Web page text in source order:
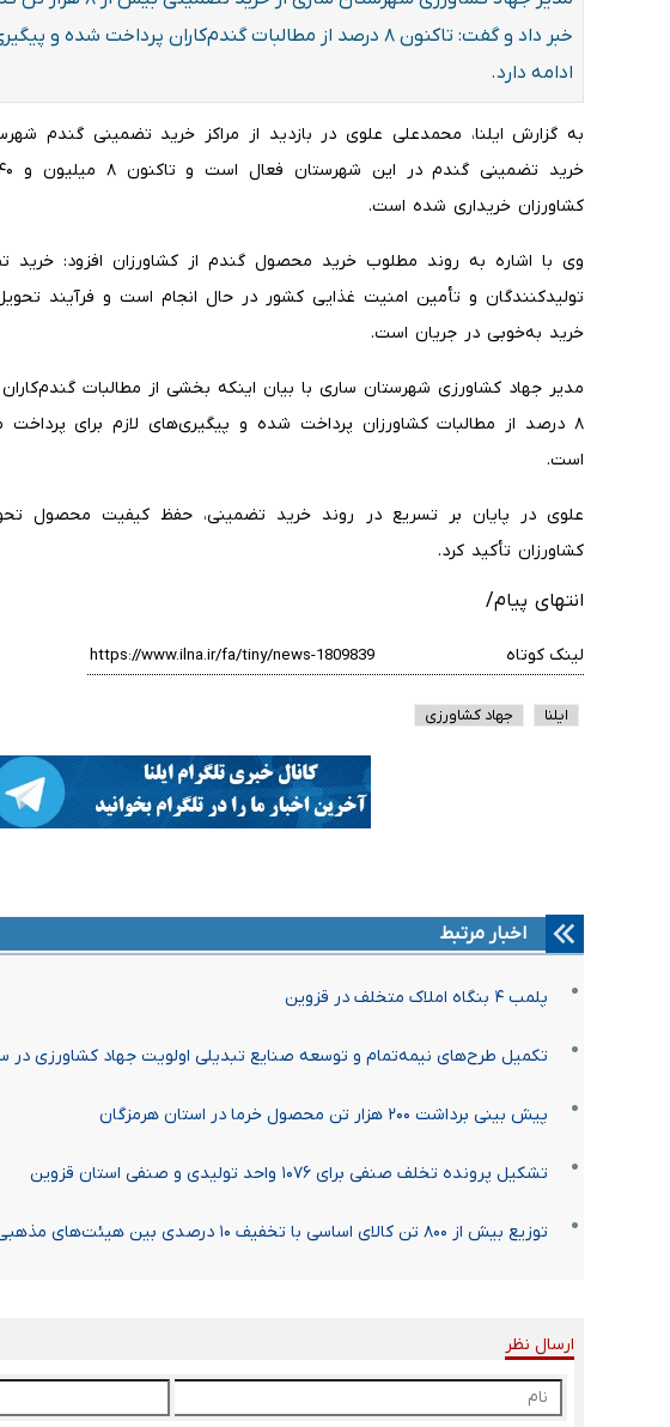
خبر داد و گفت: تاکنون ۸ درصد از مطالبات گندم‌کاران پرداخت
ادامه دارد.
به گزارش ایلنا، محمدعلی علوی در بازدید از مراکز خرید تضمینی گندم
کشاورزان خریداری شده است.
وی با اشاره به روند مطلوب خرید محصول گندم از کشاورزان افزود:
تولیدکنندگان و تأمین امنیت غذایی کشور در حال انجام است و فرآیند
خرید به‌خوبی در جریان است.
مدیر جهاد کشاورزی شهرستان ساری با بیان اینکه بخشی از مطالبات
۸ درصد از مطالبات کشاورزان پرداخت شده و پیگیری‌های لازم برای پرداخت
است.
علوی در پایان بر تسریع در روند خرید تضمینی، حفظ کیفیت محصول
کشاورزان تأکید کرد.
انتهای پیام/
لینک کوتاه
ایلنا جهاد کشاورزی
اخبار مرتبط
پلمب ۴ بنگاه املاک متخلف در قزوین
تکمیل طرح‌های نیمه‌تمام و توسعه صنایع تبدیلی اولویت جهاد کشاورزی
پیش بینی برداشت ۲۰۰ هزار تن محصول خرما در استان هرمزگان
تشکیل پرونده تخلف صنفی برای ۱۰۷۶ واحد تولیدی و صنفی استان قزوین
توزیع بیش از ۸۰۰ تن کالای اساسی با تخفیف ۱۰ درصدی بین هیئت‌های مذهبی در گیلان
ارسال نظر